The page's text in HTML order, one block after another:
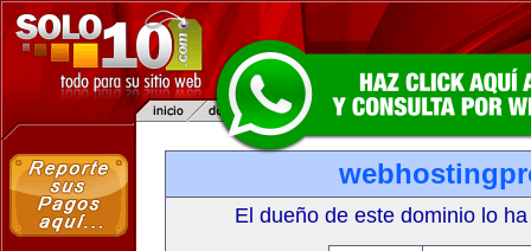
El dueño de este dominio lo